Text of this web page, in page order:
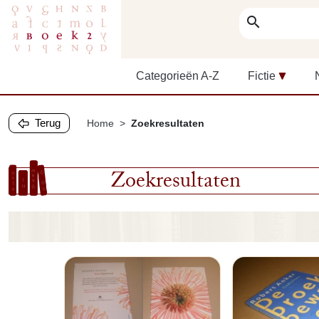
search
Categorieën A-Z Fictie
Terug Home Zoekresultaten
Zoekresultaten